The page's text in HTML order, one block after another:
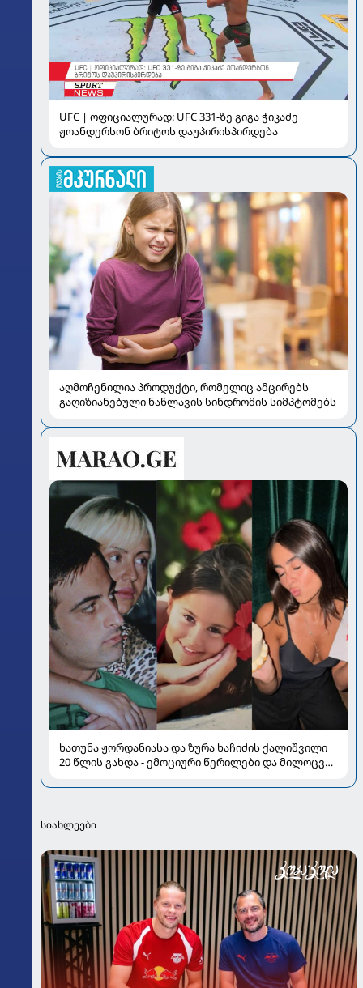
UFC | ოფიციალურად: UFC 331-ზე გიგა ჭიკაძე
ჟოანდერსონ ბრიტოს დაუპირისპირდება
აღმოჩენილია პროდუქტი, რომელიც ამცირებს
გაღიზიანებული ნაწლავის სინდრომის სიმპტომებს
ხათუნა ჟორდანიასა და ზურა ხაჩიძის ქალიშვილი
20 წლის გახდა - ემოციური წერილები და მილოცვა
სიახლეები